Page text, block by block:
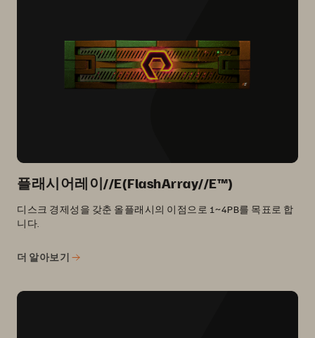
플래시어레이//E(FlashArray//E™)
디스크 경제성을 갖춘 올플래시의 이점으로 1~4PB를 목표로 합
니다.
더 알아보기